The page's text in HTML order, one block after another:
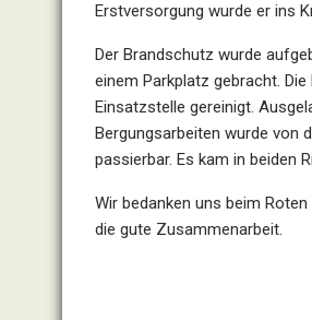
Erstversorgung wurde er ins
Der Brandschutz wurde
einem Parkplatz gebracht.
Einsatzstelle gereinigt.
Bergungsarbeiten wurde von
passierbar. Es kam in beiden
Wir bedanken uns beim
die gute Zusammenarbeit.